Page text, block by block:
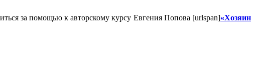
за помощью к авторскому курсу Евгения Попова [urlspan]«Хозяин